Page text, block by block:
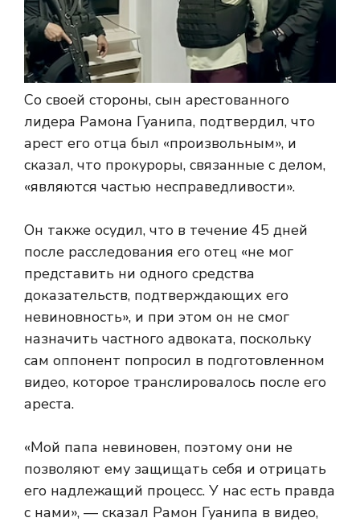
Со своей стороны, сын арестованного
лидера Рамона Гуанипа, подтвердил, что
арест его отца был «произвольным», и
сказал, что прокуроры, связанные с делом,
«являются частью несправедливости».
Он также осудил, что в течение 45 дней
после расследования его отец «не мог
представить ни одного средства
доказательств, подтверждающих его
невиновность», и при этом он не смог
назначить частного адвоката, поскольку
сам оппонент попросил в подготовленном
видео, которое транслировалось после его
ареста.
«Мой папа невиновен, поэтому они не
позволяют ему защищать себя и отрицать
его надлежащий процесс. У нас есть правда
с нами», — сказал Рамон Гуанипа в видео,